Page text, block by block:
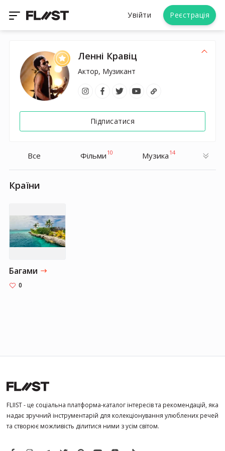
Увійти Реєстрація
Ленні Кравіц
Актор, Музикант
Підписатися
Все Фільми 10 Музика 14
Країни
Багами
0
FLIIST - це соціальна платформа-каталог інтересів та рекомендацій, яка
надає зручний інструментарій для колекціонування улюблених речей
та створює можливість ділитися ними з усім світом.